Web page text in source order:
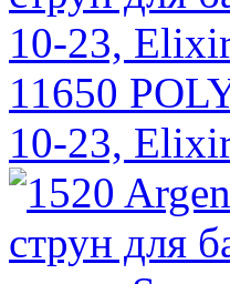
11650
10-23,